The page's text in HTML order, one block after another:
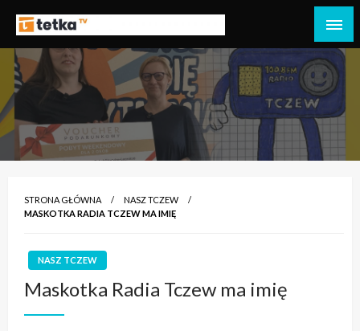
treściTv Tetka Tczew
Tetka Tczew – Twoja lokalna telewizja!
STRONA GŁÓWNA
NASZ TCZEW
MASKOTKA RADIA TCZEW MA IMIĘ
NASZ TCZEW
Maskotka Radia Tczew ma imię